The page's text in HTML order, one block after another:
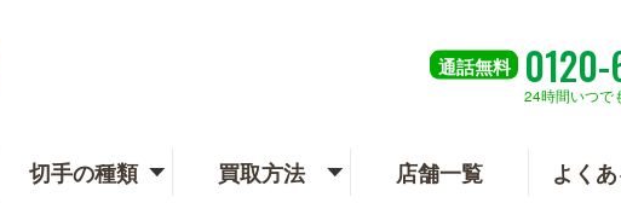
通話無料 0120-
24時間いつで
切手の種類 買取方法 店舗一覧 よく